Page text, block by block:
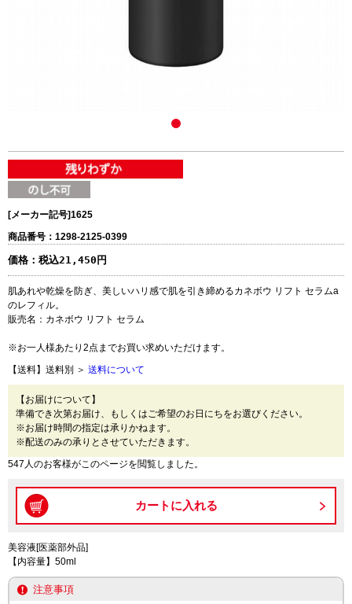
[メーカー記号]1625
商品番号：1298-2125-0399
価格： 税込21,450円
肌あれや乾燥を防ぎ、美しいハリ感で肌を引き締めるカネボウ リフト セラムa
のレフィル。
販売名：カネボウ リフト セラム
※お一人様あたり2点までお買い求めいただけます。
【送料】送料別 ＞ 送料について
【お届けについて】
準備でき次第お届け、もしくはご希望のお日にちをお選びください。
※お届け時間の指定は承りかねます。
※配送のみの承りとさせていただきます。
547人のお客様がこのページを閲覧しました。
美容液[医薬部外品]
【内容量】50ml
注意事項